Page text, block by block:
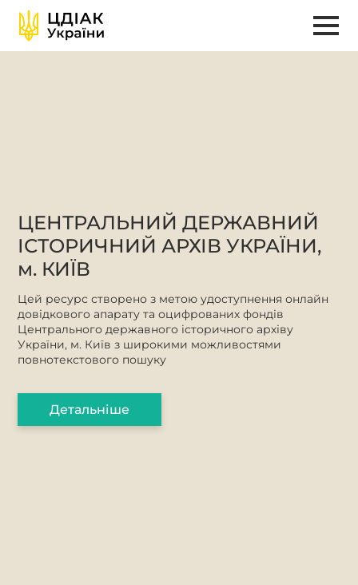
ЦЕНТРАЛЬНИЙ ДЕРЖАВНИЙ
ІСТОРИЧНИЙ АРХІВ УКРАЇНИ,
м. КИЇВ
Цей ресурс створено з метою удоступнення онлайн
довідкового апарату та оцифрованих фондів
Центрального державного історичного архіву
України, м. Київ з широкими можливостями
повнотекстового пошуку
Детальніше